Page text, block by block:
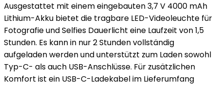
Ausgestattet mit einem eingebauten 3,7 V 4000 mAh
Lithium-Akku bietet die tragbare LED-Videoleuchte für
Fotografie und Selfies Dauerlicht eine Laufzeit von 1,5
Stunden. Es kann in nur 2 Stunden vollständig
aufgeladen werden und unterstützt zum Laden sowohl
Typ-C- als auch USB-Anschlüsse. Für zusätzlichen
Komfort ist ein USB-C-Ladekabel im Lieferumfang